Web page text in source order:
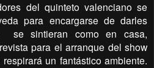
del quinteto valenciano se
para encargarse de darles
se sintieran como en casa,
para el arranque del show
un fantástico ambiente.